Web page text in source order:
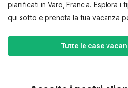
pianificati in Varo, Francia. Esplora i
qui sotto e prenota la tua vacanza
Tutte le case